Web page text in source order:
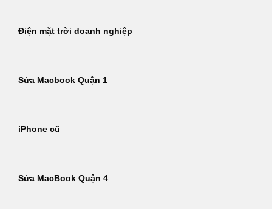
Điện mặt trời doanh nghiệp
Sửa Macbook Quận 1
iPhone cũ
Sửa MacBook Quận 4